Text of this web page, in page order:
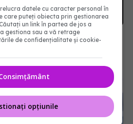
COVID, descifrată. De
au pierderi de memorie
datele cu caracter personal în
care puteți obiecta prin gestionarea
un link în partea de jos a
gestiona sau a vă retrage
de confidențialitate și cookie-
opțiunile